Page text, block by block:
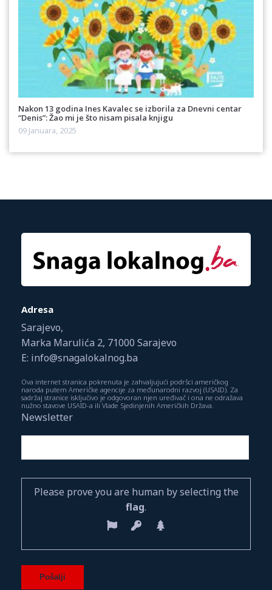
Nakon 13 godina Ines Kavalec se izborila za Dnevni centar
“Denis”: Žao mi je što nisam pisala knjigu
09 Januara, 2025
Adresa
Sarajevo,
Marka Marulića 2, 71000 Sarajevo
E: info@snagalokalnog.ba
Ova internet stranica pokrenuta je zahvaljujući podršci američkog
naroda putem Američke agencije za međunarodni razvoj (USAID). Za
sadržaj stranice isključivo je odgovoran njen uređivač i ona ne odražava
nužno stavove USAID-a ili Vlade Sjedinjenih Američkih Država.
Newsletter
Please prove you are human by selecting the
flag.